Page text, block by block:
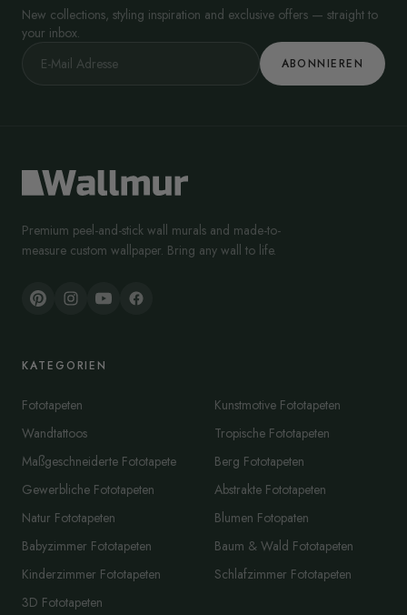
New collections, styling inspiration and exclusive offers — straight to
your inbox.
ABONNIEREN
Premium peel-and-stick wall murals and made-to-
measure custom wallpaper. Bring any wall to life.
KATEGORIEN
Fototapeten
Wandtattoos
Maßgeschneiderte Fototapete
Gewerbliche Fototapeten
Natur Fototapeten
Babyzimmer Fototapeten
Kinderzimmer Fototapeten
3D Fototapeten
Kunstmotive Fototapeten
Tropische Fototapeten
Berg Fototapeten
Abstrakte Fototapeten
Blumen Fotopaten
Baum & Wald Fototapeten
Schlafzimmer Fototapeten